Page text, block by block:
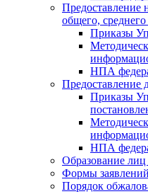
Предоставление
общего,
Приказы
НПА
Предоставление
Приказы
НПА
Образование
Формы заявлений
Порядок